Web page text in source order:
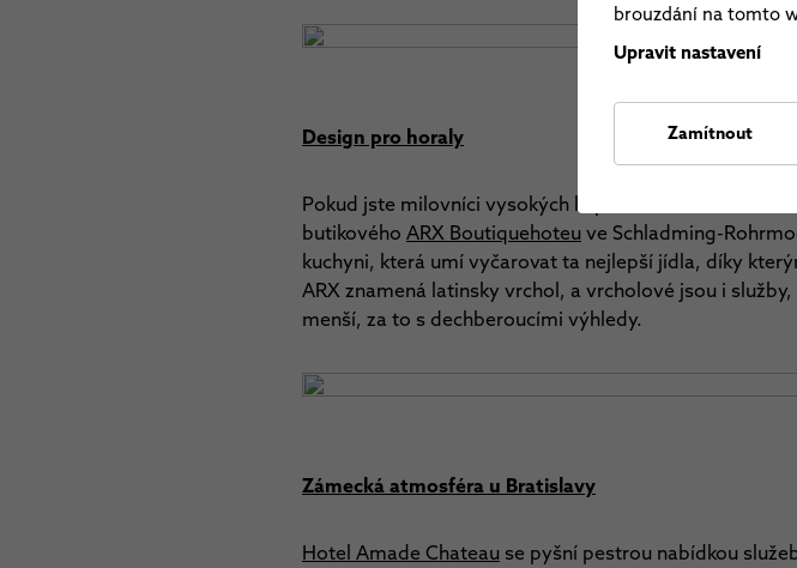
Design pro horaly
Pokud jste milovníci vysokých kopců a zároveň si
butikového ARX Boutiquehoteu ve Schladming-
kuchyni, která umí vyčarovat ta nejlepší jídla, díky
ARX znamená latinsky vrchol, a vrcholové jsou i
menší, za to s dechberoucími výhledy.
Zámecká atmosféra u Bratislavy
Hotel Amade Chateau se pyšní pestrou nabídkou
brouzdání na tomto
Upravit nastavení
Zamítnout